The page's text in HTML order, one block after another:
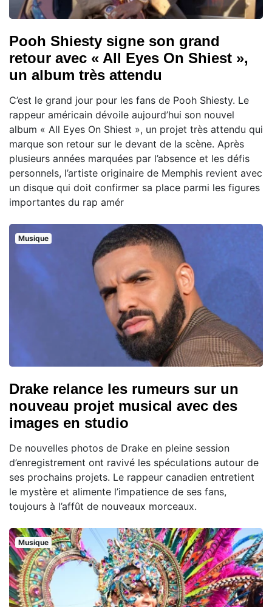
Pooh Shiesty signe son grand
retour avec « All Eyes On Shiest »,
un album très attendu
C’est le grand jour pour les fans de Pooh Shiesty. Le
rappeur américain dévoile aujourd’hui son nouvel
album « All Eyes On Shiest », un projet très attendu qui
marque son retour sur le devant de la scène. Après
plusieurs années marquées par l’absence et les défis
personnels, l’artiste originaire de Memphis revient avec
un disque qui doit confirmer sa place parmi les figures
importantes du rap amér
Musique
Drake relance les rumeurs sur un
nouveau projet musical avec des
images en studio
De nouvelles photos de Drake en pleine session
d’enregistrement ont ravivé les spéculations autour de
ses prochains projets. Le rappeur canadien entretient
le mystère et alimente l’impatience de ses fans,
toujours à l’affût de nouveaux morceaux.
Musique